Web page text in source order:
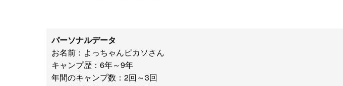
パーソナルデータ
お名前：よっちゃんピカソさん
キャンプ歴：6年～9年
年間のキャンプ数：2回～3回